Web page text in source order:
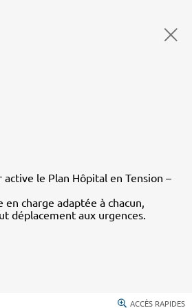
le Plan Hôpital en Tension –
charge adaptée à chacun,
déplacement aux urgences.
ACCÈS RAPIDES